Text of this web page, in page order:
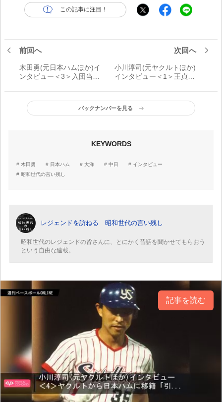
この記事に注目！
前回へ
木田勇(元日本ハムほか)イ
ンタビュー＜3＞入団当時
でした」
次回へ
小川淳司(元ヤクルトほか)
インタビュー＜1＞王貞治
なかった」
バックナンバーを見る
KEYWORDS
木田勇 日本ハム 大洋 中日
インタビュー
昭和世代の言い残し
レジェンドを訪ねる 昭和世代の言い残し
昭和世代のレジェンドの皆さんに、とにかく昔話を聞かせてもらおう
という自由な連載。
記事を読む